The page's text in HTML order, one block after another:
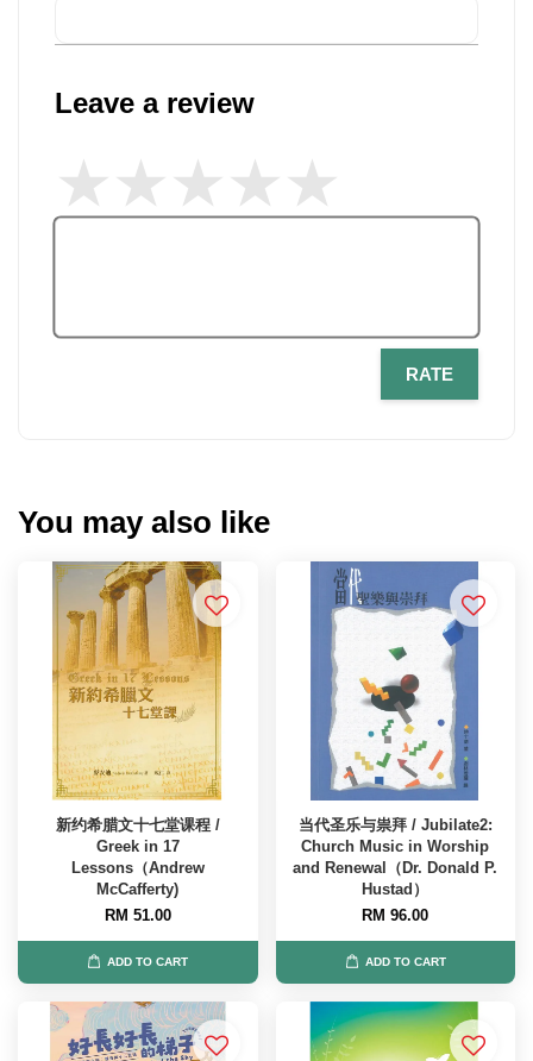
Leave a review
RATE
You may also like
新约希腊文十七堂课程 /
Greek in 17
Lessons（Andrew
McCafferty)
RM 51.00
ADD TO CART
当代圣乐与祟拜 / Jubilate2:
Church Music in Worship
and Renewal（Dr. Donald P.
Hustad）
RM 96.00
ADD TO CART